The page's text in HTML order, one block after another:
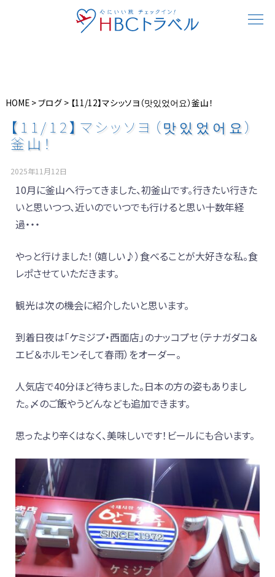
HOME>ブログ> 【11/12】マシッソヨ（맛있었어요）釜山！
【11/12】マシッソヨ（맛있었어요）
釜山！
2025年11月12日
10月に釜山へ行ってきました、初釜山です。行きたい行きた
いと思いつつ、近いのでいつでも行けると思い十数年経
過・・・
やっと行けました！（嬉しい♪）食べることが大好きな私。食
レポさせていただきます。
観光は次の機会に紹介したいと思います。
到着日夜は「ケミジプ・西面店」のナッコプセ（テナガダコ＆
エビ＆ホルモンそして春雨）をオーダー。
人気店で40分ほど待ちました。日本の方の姿もありまし
た。〆のご飯やうどんなども追加できます。
思ったより辛くはなく、美味しいです！ビールにも合います。